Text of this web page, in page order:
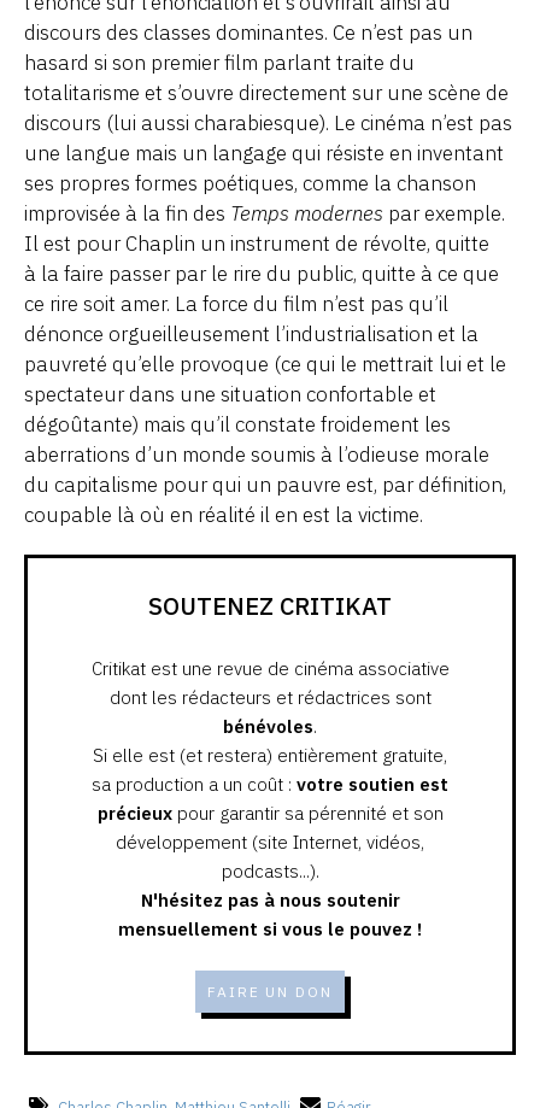
discours des classes dominantes. Ce n’est pas un
hasard si son premier film parlant traite du
totalitarisme et s’ouvre directement sur une scène de
discours (lui aussi charabiesque). Le cinéma n’est pas
une langue mais un langage qui résiste en inventant
ses propres formes poétiques, comme la chanson
improvisée à la fin des Temps modernes par exemple.
Il est pour Chaplin un instrument de révolte, quitte
à la faire passer par le rire du public, quitte à ce que
ce rire soit amer. La force du film n’est pas qu’il
dénonce orgueilleusement l’industrialisation et la
pauvreté qu’elle provoque (ce qui le mettrait lui et le
spectateur dans une situation confortable et
dégoûtante) mais qu’il constate froidement les
aberrations d’un monde soumis à l’odieuse morale
du capitalisme pour qui un pauvre est, par définition,
coupable là où en réalité il en est la victime.
SOUTENEZ CRITIKAT
Critikat est une revue de cinéma associative
dont les rédacteurs et rédactrices sont
bénévoles.
Si elle est (et restera) entièrement gratuite,
sa production a un coût : votre soutien est
précieuxpour garantir sa pérennité et son
développement (site Internet, vidéos,
podcasts...).
N'hésitez pas à nous soutenir
mensuellement si vous le pouvez !
FAIRE UN DON